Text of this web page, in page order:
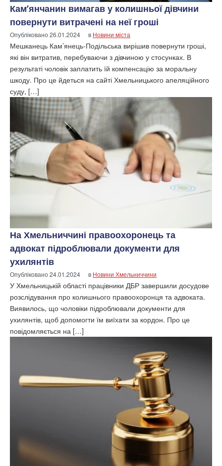
Кам’янчанин вимагав у колишньої дівчини
повернути витрачені на неї гроші
Опубліковано26.01.2024 в Новини міста
Мешканець Кам’янець-Подільська вирішив повернути гроші,
які він витратив, перебуваючи з дівчиною у стосунках. В
результаті чоловік заплатить їй компенсацію за моральну
шкоду. Про це йдеться на сайті Хмельницького апеляційного
суду, […]
На Хмельниччині правоохоронець та
адвокат підроблювали документи для
ухилянтів
Опубліковано24.01.2024 в Новини Хмельниччини
У Хмельницькій області працівники ДБР завершили досудове
розслідування про колишнього правоохоронця та адвоката.
Виявилось, що чоловіки підроблювали документи для
ухилянтів, щоб допомогти їм виїхати за кордон. Про це
повідомляється на […]